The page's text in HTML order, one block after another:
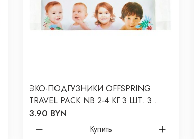
ЭКО-ПОДГУЗНИКИ OFFSPRING
TRAVEL PACK NB 2-4 КГ 3 ШТ. 3
РАСЦВЕТКИ
3.90 BYN
Купить